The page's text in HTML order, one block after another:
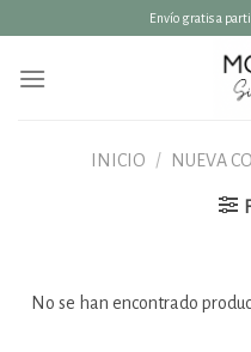
contenido
Envío gratis a
INICIO / NUEVA
No se han encontrado